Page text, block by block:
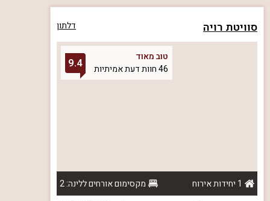
סוויטת רויה דלתון
טוב מאוד
46 חוות דעת אמיתיות
9.4
1 יחידות אירוח
מקסימום אורחים ללינה: 2